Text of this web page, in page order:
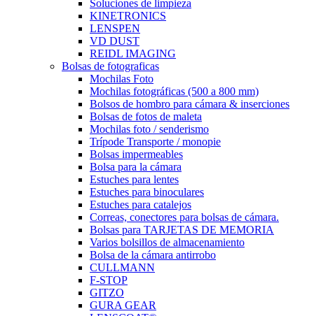
Soluciones de limpieza
KINETRONICS
LENSPEN
VD DUST
REIDL IMAGING
Bolsas de fotograficas
Mochilas Foto
Mochilas fotográficas (500 a 800 mm)
Bolsos de hombro para cámara & inserciones
Bolsas de fotos de maleta
Mochilas foto / senderismo
Trípode Transporte / monopie
Bolsas impermeables
Bolsa para la cámara
Estuches para lentes
Estuches para binoculares
Estuches para catalejos
Correas, conectores para bolsas de cámara.
Bolsas para TARJETAS DE MEMORIA
Varios bolsillos de almacenamiento
Bolsa de la cámara antirrobo
CULLMANN
F-STOP
GITZO
GURA GEAR